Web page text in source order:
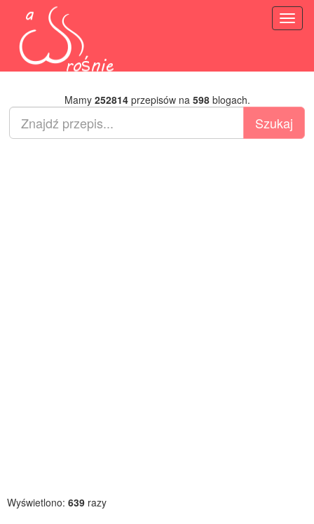
Mamy 252814przepisów na 598blogach.
Wyświetlono: 639 razy